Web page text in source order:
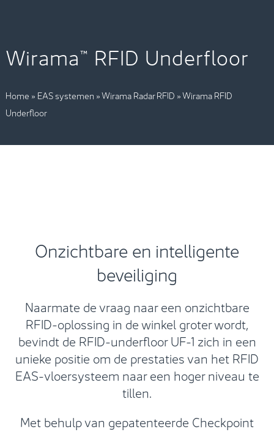
Wirama™ RFID Underfloor
Home » EAS systemen »Wirama Radar RFID »Wirama RFID
Underfloor
Onzichtbare en intelligente
beveiliging
Naarmate de vraag naar een onzichtbare
RFID-oplossing in de winkel groter wordt,
bevindt de RFID-underfloor UF-1 zich in een
unieke positie om de prestaties van het RFID
EAS-vloersysteem naar een hoger niveau te
tillen.
Met behulp van gepatenteerde Checkpoint